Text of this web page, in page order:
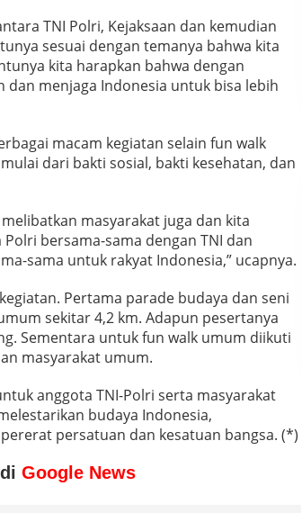
TNI Polri, Kejaksaan dan kemudian
sesuai dengan temanya bahwa kita
kita harapkan bahwa dengan
menjaga Indonesia untuk bisa lebih
macam kegiatan selain fun walk
dari bakti sosial, bakti kesehatan, dan
masyarakat juga dan kita
bersama-sama dengan TNI dan
sama untuk rakyat Indonesia,” ucapnya.
Pertama parade budaya dan seni
sekitar 4,2 km. Adapun pesertanya
Sementara untuk fun walk umum diikuti
masyarakat umum.
anggota TNI-Polri serta masyarakat
budaya Indonesia,
persatuan dan kesatuan bangsa. (*)
Google News